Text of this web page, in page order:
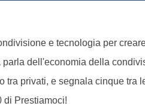
e tecnologia per
dell'economia della
tra privati, e segnala cinque tra
di Prestiamoci!